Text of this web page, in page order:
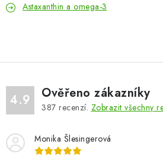
Astaxanthin a omega-3
4.9 Ověřeno zákazníky
387 recenzí. Zobrazit všechny
Monika Šlesingerová